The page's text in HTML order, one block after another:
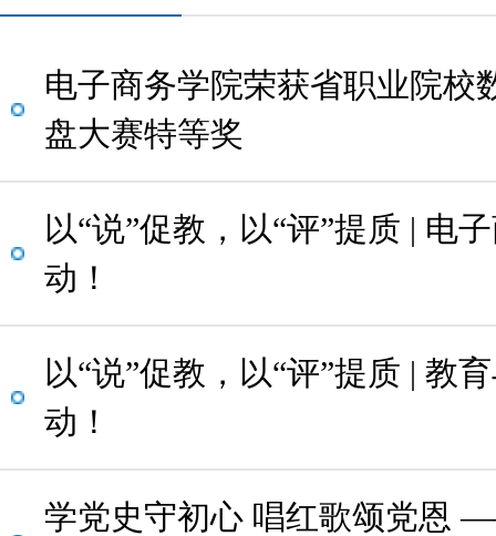
电子商务学院荣获省职业院校
盘大赛特等奖
以“说”促教，以“评”提质 | 电
动！
以“说”促教，以“评”提质 | 教
动！
学党史守初心 唱红歌颂党恩